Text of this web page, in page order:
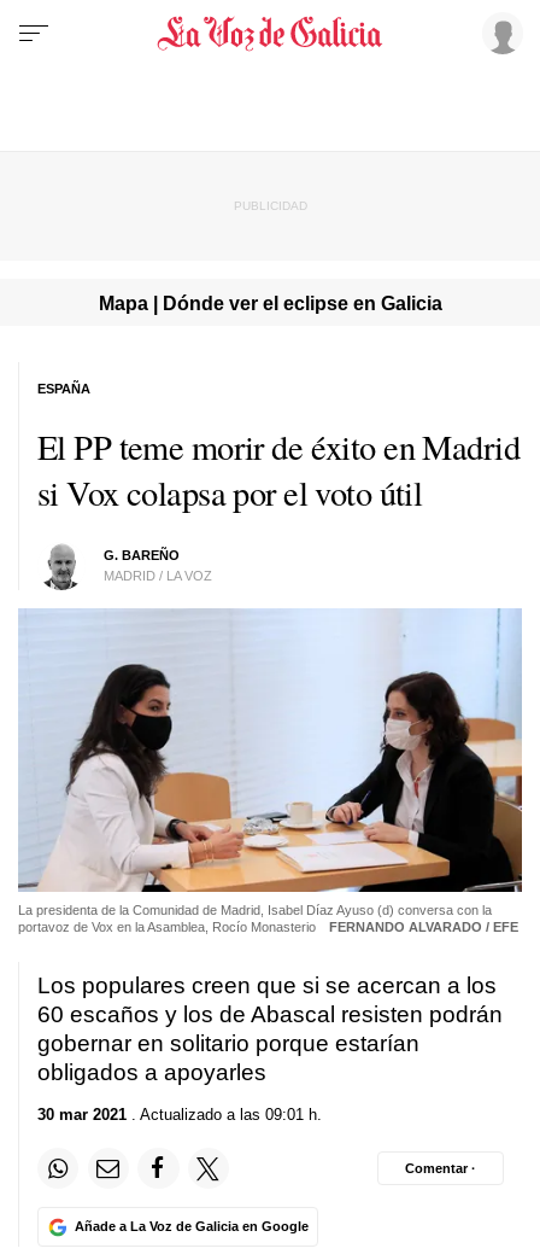
Mapa | Dónde ver el eclipse en Galicia
El PP teme morir de éxito en Madrid
si Vox colapsa por el voto útil
G. BAREÑO
MADRID / LA VOZ
ESPAÑA
La presidenta de la Comunidad de Madrid, Isabel Díaz Ayuso (d) conversa con la
portavoz de Vox en la Asamblea, Rocío Monasterio
FERNANDO ALVARADO / EFE
Los populares creen que si se acercan a los
60 escaños y los de Abascal resisten podrán
gobernar en solitario porque estarían
obligados a apoyarles
30 mar 2021 . Actualizado a las 09:01 h.
Añade a La Voz de Galicia en Google
Comentar ·